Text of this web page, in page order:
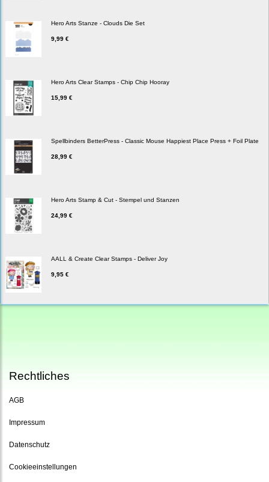
Hero Arts Stanze - Clouds Die Set
9,99 €
Hero Arts Clear Stamps - Chip Chip Hooray
15,99 €
Spellbinders BetterPress - Classic Mouse Happiest Place Press + Foil Plate
28,99 €
Hero Arts Stamp & Cut - Stempel und Stanzen
24,99 €
AALL & Create Clear Stamps - Deliver Joy
9,95 €
Rechtliches
AGB
Impressum
Datenschutz
Cookieeinstellungen